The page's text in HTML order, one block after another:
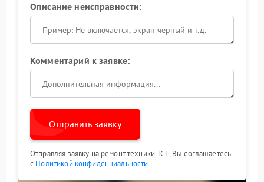
Описание неисправности:
Комментарий к заявке:
Отправить заявку
Отправляя заявку на ремонт техники TCL, Вы соглашаетесь
с Политикой конфиденциальности